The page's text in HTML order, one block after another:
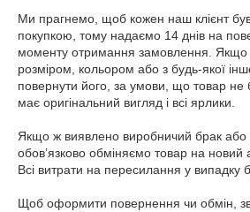
Ми прагнемо, щоб кожен наш клієнт
покупкою, тому надаємо 14 днів на
моменту отримання замовлення. Якщо
розміром, кольором або з будь-якої
повернути його, за умови, що товар не
має оригінальний вигляд і всі ярлики.
Якщо ж виявлено виробничий брак або
обов’язково обміняємо товар на
Всі витрати на пересилання у випадку
Щоб оформити повернення чи обмін,